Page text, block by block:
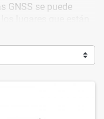
GNSS se puede
lugares que están
de agua, un
información
técnicas de
desarrollo vegetal.